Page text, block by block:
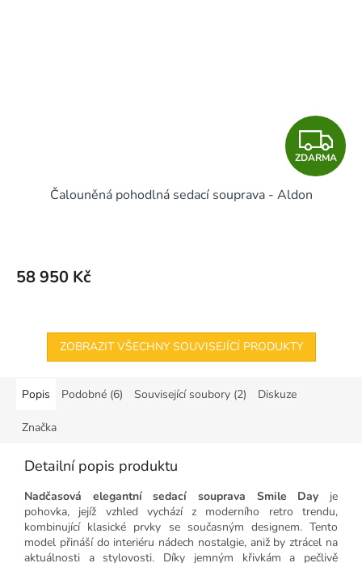
Z
D
ZDARMA
Čalouněná pohodlná sedací souprava - Aldon
58 950 Kč
ZOBRAZIT VŠECHNY SOUVISEJÍCÍ PRODUKTY
Popis Podobné (6) Související soubory (2) Diskuze
Značka
Detailní popis produktu
Nadčasová elegantní sedací souprava Smile Day je
pohovka, jejíž vzhled vychází z moderního retro trendu,
kombinující klasické prvky se současným designem. Tento
model přináší do interiéru nádech nostalgie, aniž by ztrácel na
aktuálnosti a stylovosti. Díky jemným křivkám a pečlivě